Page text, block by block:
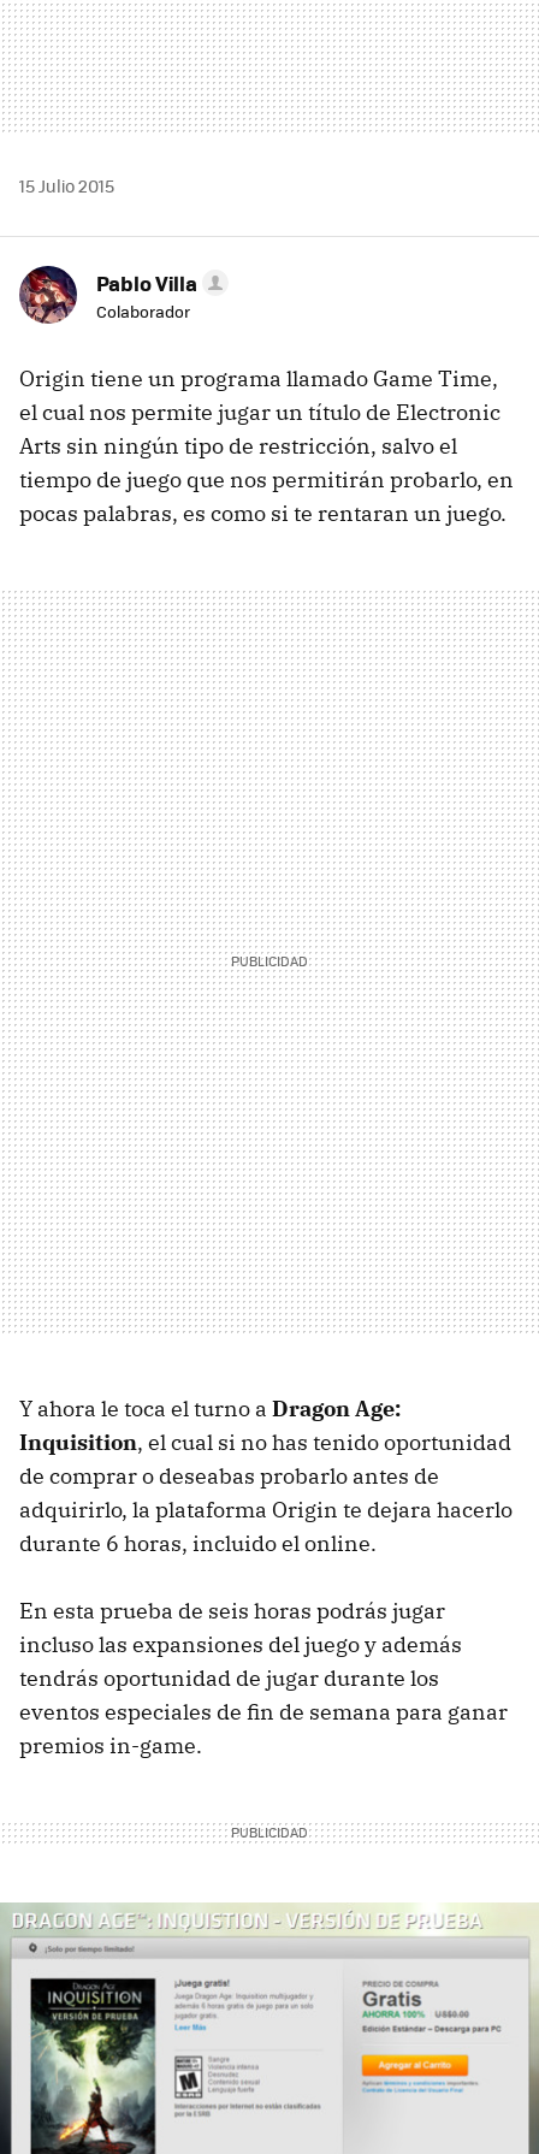
15 Julio 2015
Pablo Villa
Colaborador
Origin tiene un programa llamado Game Time,
el cual nos permite jugar un título de Electronic
Arts sin ningún tipo de restricción, salvo el
tiempo de juego que nos permitirán probarlo, en
pocas palabras, es como si te rentaran un juego.
Y ahora le toca el turno a Dragon Age:
Inquisition, el cual si no has tenido oportunidad
de comprar o deseabas probarlo antes de
adquirirlo, la plataforma Origin te dejara hacerlo
durante 6 horas, incluido el online.
En esta prueba de seis horas podrás jugar
incluso las expansiones del juego y además
tendrás oportunidad de jugar durante los
eventos especiales de fin de semana para ganar
premios in-game.